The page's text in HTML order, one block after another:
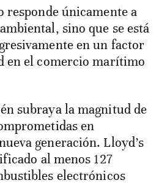
responde únicamente a
sino que se está
en un factor
en el comercio marítimo
subraya la magnitud de
en
generación. Lloyd’s
al menos 127
electrónicos